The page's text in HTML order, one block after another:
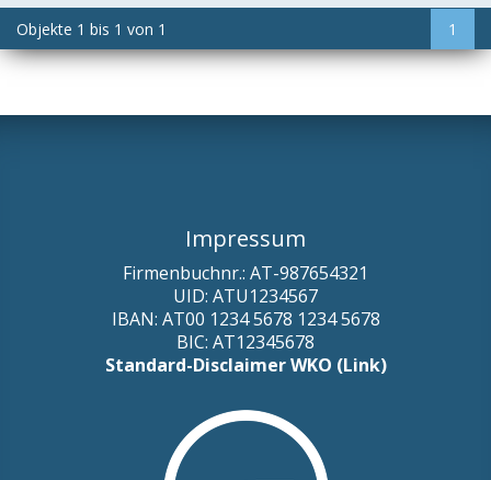
Objekte 1 bis 1 von 1 1
Impressum
Firmenbuchnr.: AT-987654321
UID: ATU1234567
IBAN: AT00 1234 5678 1234 5678
BIC: AT12345678
Standard-Disclaimer WKO (Link)